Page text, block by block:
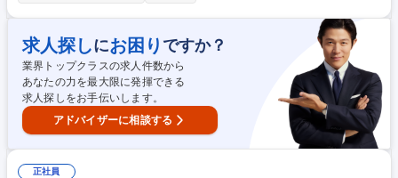
示会やオーダー資料からトレンドを先読みし商品を厳選。 ■商品登録：売
価設定、セールスコメントの追記をし、楽天市場など各モールに登録。 ■
スタイリング・発信：商品の魅力を最大化するコーディネートを組み、S
NS（Instagram等）で発信。 ■ブランド企画：進行中の自社ブランド立ち
上げにアイデアを反映。 募集職種 大阪【バイヤー/商品企画】インポート
ブランドEC/残業10h/私服自由
求人探しにお困り ですか？
業界トップクラスの求人件数から
あなたの力を最大限に発揮できる
求人探しをお手伝いします。
アドバイザーに相談する
正社員